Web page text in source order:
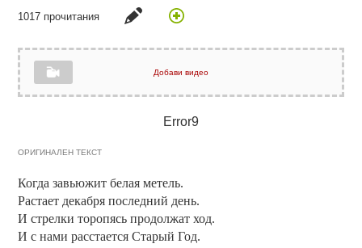
1017 прочитания
Добави видео
Error9
ОРИГИНАЛЕН ТЕКСТ
Когда завьюжит белая метель.
Растает декабря последний день.
И стрелки торопясь продолжат ход.
И с нами расстается Старый Год.